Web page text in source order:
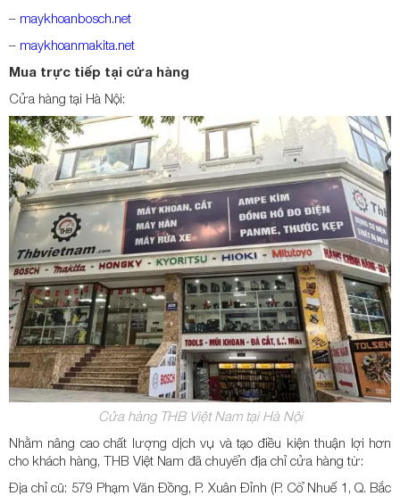
– maykhoanbosch.net
– maykhoanmakita.net
Mua trực tiếp tại cửa hàng
Cửa hàng tại Hà Nội:
Cửa hàng THB Việt Nam tại Hà Nội
Nhằm nâng cao chất lượng dịch vụ và tạo điều kiện thuận lợi hơn
cho khách hàng, THB Việt Nam đã chuyển địa chỉ cửa hàng từ:
Địa chỉ cũ: 579 Phạm Văn Đồng, P. Xuân Đỉnh (P. Cổ Nhuế 1, Q. Bắc